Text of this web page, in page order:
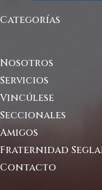
Categorías
Nosotros
Servicios
Vincúlese
Seccionales
Amigos
Fraternidad
Contacto